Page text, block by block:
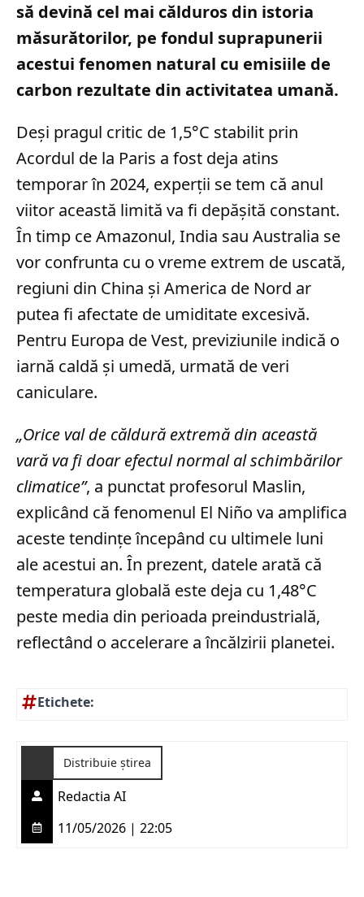
să devină cel mai călduros din istoria
măsurătorilor, pe fondul suprapunerii
acestui fenomen natural cu emisiile de
carbon rezultate din activitatea umană.
Deși pragul critic de 1,5°C stabilit prin
Acordul de la Paris a fost deja atins
temporar în 2024, experții se tem că anul
viitor această limită va fi depășită constant.
În timp ce Amazonul, India sau Australia se
vor confrunta cu o vreme extrem de uscată,
regiuni din China și America de Nord ar
putea fi afectate de umiditate excesivă.
Pentru Europa de Vest, previziunile indică o
iarnă caldă și umedă, urmată de veri
caniculare.
„Orice val de căldură extremă din această
vară va fi doar efectul normal al schimbărilor
climatice”, a punctat profesorul Maslin,
explicând că fenomenul El Niño va amplifica
aceste tendințe începând cu ultimele luni
ale acestui an. În prezent, datele arată că
temperatura globală este deja cu 1,48°C
peste media din perioada preindustrială,
reflectând o accelerare a încălzirii planetei.
Etichete:
Distribuie știrea
Redactia AI
11/05/2026 | 22:05